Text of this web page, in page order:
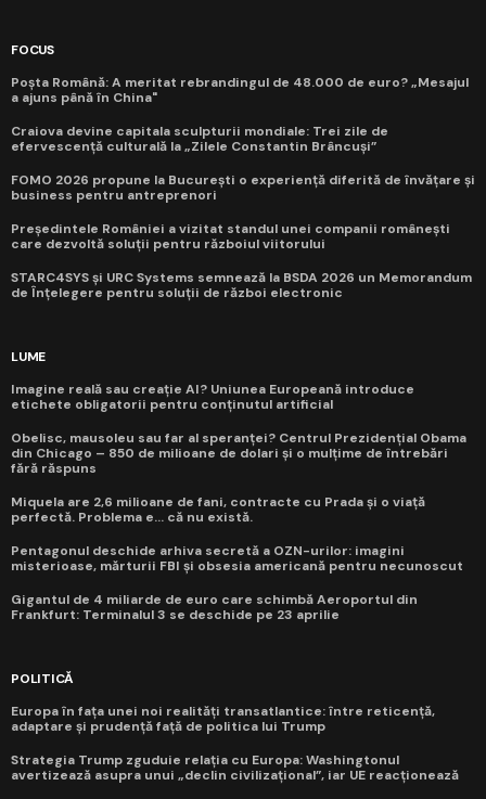
FOCUS
Poșta Română: A meritat rebrandingul de 48.000 de euro? „Mesajul
a ajuns până în China"
Craiova devine capitala sculpturii mondiale: Trei zile de
efervescență culturală la „Zilele Constantin Brâncuși”
FOMO 2026 propune la București o experiență diferită de învățare și
business pentru antreprenori
Președintele României a vizitat standul unei companii românești
care dezvoltă soluții pentru războiul viitorului
STARC4SYS și URC Systems semnează la BSDA 2026 un Memorandum
de Înțelegere pentru soluții de război electronic
LUME
Imagine reală sau creație AI? Uniunea Europeană introduce
etichete obligatorii pentru conținutul artificial
Obelisc, mausoleu sau far al speranței? Centrul Prezidențial Obama
din Chicago – 850 de milioane de dolari și o mulțime de întrebări
fără răspuns
Miquela are 2,6 milioane de fani, contracte cu Prada și o viață
perfectă. Problema e... că nu există.
Pentagonul deschide arhiva secretă a OZN-urilor: imagini
misterioase, mărturii FBI și obsesia americană pentru necunoscut
Gigantul de 4 miliarde de euro care schimbă Aeroportul din
Frankfurt: Terminalul 3 se deschide pe 23 aprilie
POLITICĂ
Europa în fața unei noi realități transatlantice: între reticență,
adaptare și prudență față de politica lui Trump
Strategia Trump zguduie relația cu Europa: Washingtonul
avertizează asupra unui „declin civilizațional”, iar UE reacționează